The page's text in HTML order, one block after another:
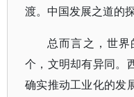
渡。中国发展之道的
总而言之，世
个，文明却有异同。
确实推动工业化的发